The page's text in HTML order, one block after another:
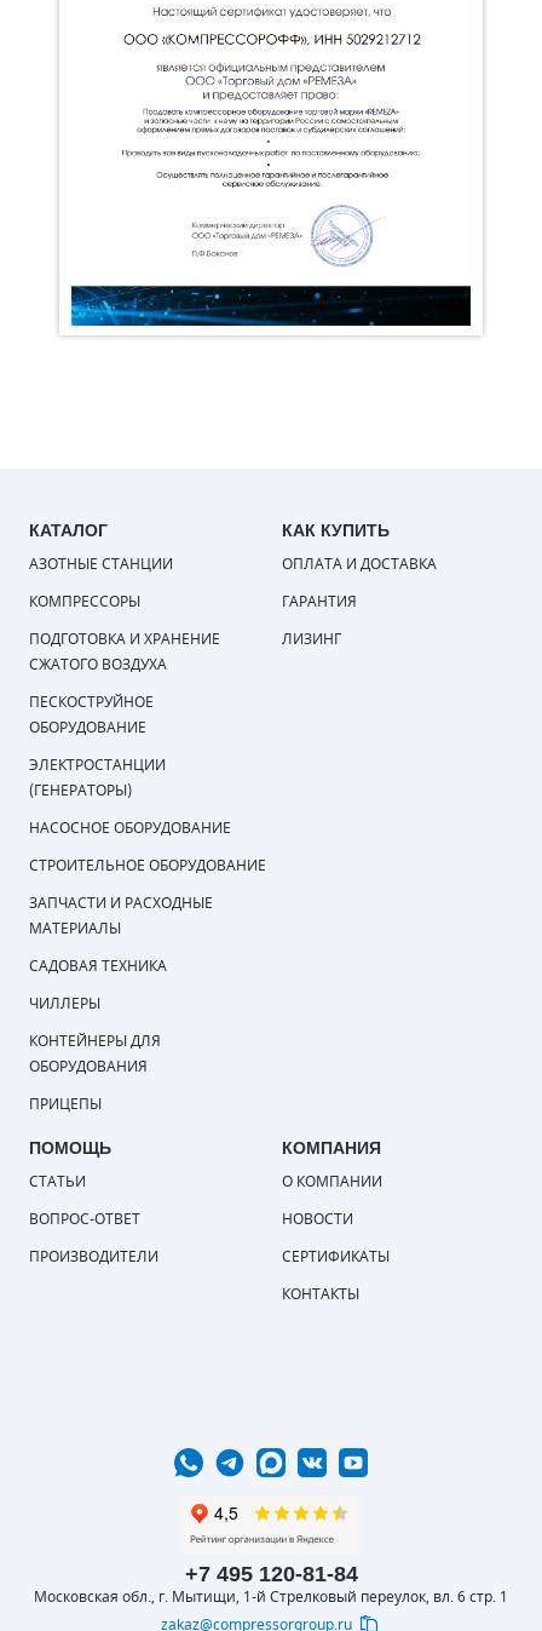
+7 495 120-81-84
Московская обл., г. Мытищи, 1-й Стрелковый переулок, вл. 6 стр. 1
zakaz@compressorgroup.ru
КАТАЛОГ
АЗОТНЫЕ СТАНЦИИ
КОМПРЕССОРЫ
ПОДГОТОВКА И ХРАНЕНИЕ
СЖАТОГО ВОЗДУХА
ПЕСКОСТРУЙНОЕ
ОБОРУДОВАНИЕ
ЭЛЕКТРОСТАНЦИИ
(ГЕНЕРАТОРЫ)
НАСОСНОЕ ОБОРУДОВАНИЕ
СТРОИТЕЛЬНОЕ ОБОРУДОВАНИЕ
ЗАПЧАСТИ И РАСХОДНЫЕ
МАТЕРИАЛЫ
САДОВАЯ ТЕХНИКА
ЧИЛЛЕРЫ
КОНТЕЙНЕРЫ ДЛЯ
ОБОРУДОВАНИЯ
ПРИЦЕПЫ
КАК КУПИТЬ
ОПЛАТА И ДОСТАВКА
ГАРАНТИЯ
ЛИЗИНГ
ПОМОЩЬ
СТАТЬИ
ВОПРОС-ОТВЕТ
ПРОИЗВОДИТЕЛИ
КОМПАНИЯ
О КОМПАНИИ
НОВОСТИ
СЕРТИФИКАТЫ
КОНТАКТЫ